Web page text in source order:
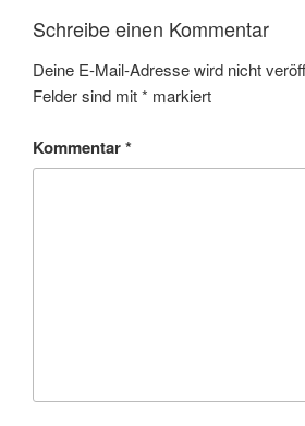
Schreibe einen Kommentar
Deine E-Mail-Adresse wird nicht
Felder sind mit* markiert
Kommentar*